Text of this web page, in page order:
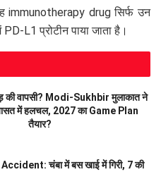
immunotherapy drug सिर्फ उन
L1 प्रोटीन पाया जाता है।
की वापसी? Modi-Sukhbir मुलाकात ने
में हलचल, 2027 का Game Plan
तैयार?
चंबा में बस खाई में गिरी, 7 की